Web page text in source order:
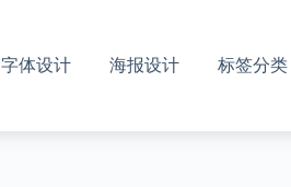
字体设计 海报设计 标签分类